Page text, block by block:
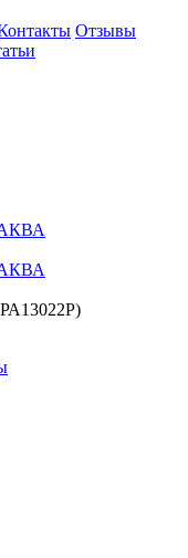
Отзывы